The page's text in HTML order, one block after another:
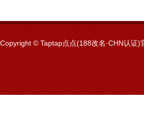
Copyright © Taptap点点(188改名·CHN认证